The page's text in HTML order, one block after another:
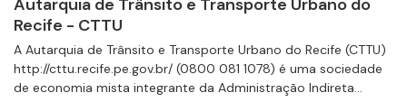
Autarquia de Trânsito e Transporte Urbano do
Recife - CTTU
A Autarquia de Trânsito e Transporte Urbano do Recife (CTTU)
http://cttu.recife.pe.gov.br/ (0800 081 1078) é uma sociedade
de economia mista integrante da Administração Indireta...